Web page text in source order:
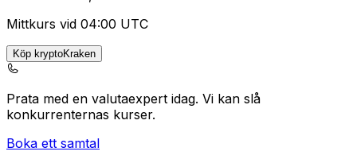
Mittkurs vid 04:00 UTC
Köp kryptoKraken
Prata med en valutaexpert idag. Vi kan slå
konkurrenternas kurser.
Boka ett samtal